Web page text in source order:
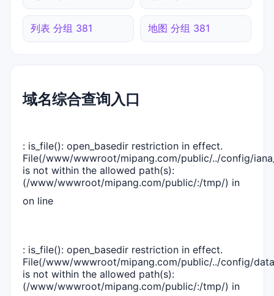
列表 分组 381 地图 分组 381
域名综合查询入口
: is_file(): open_basedir restriction in effect.
File(/www/wwwroot/mipang.com/public/../config/
is not within the allowed path(s):
(/www/wwwroot/mipang.com/public/:/tmp/) in
on line
: is_file(): open_basedir restriction in effect.
File(/www/wwwroot/mipang.com/public/../config/
is not within the allowed path(s):
(/www/wwwroot/mipang.com/public/:/tmp/) in